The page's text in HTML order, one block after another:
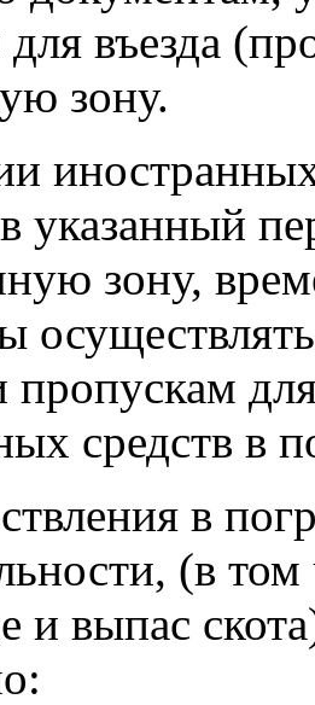
въезда
зону.
указанный
зону,
пропускам
средств в
в
(в том
и выпас